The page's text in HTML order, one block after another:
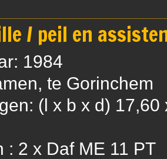
/ peil en
1984
te Gorinchem
(l x b x d) 17,60
: 2 x Daf ME 11